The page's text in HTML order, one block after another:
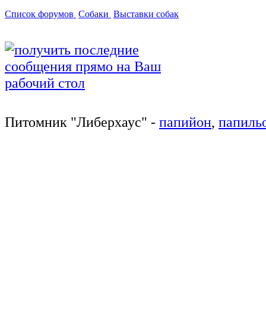
Список форумов Собаки Выставки собак
Питомник "Либерхаус" - папийон,